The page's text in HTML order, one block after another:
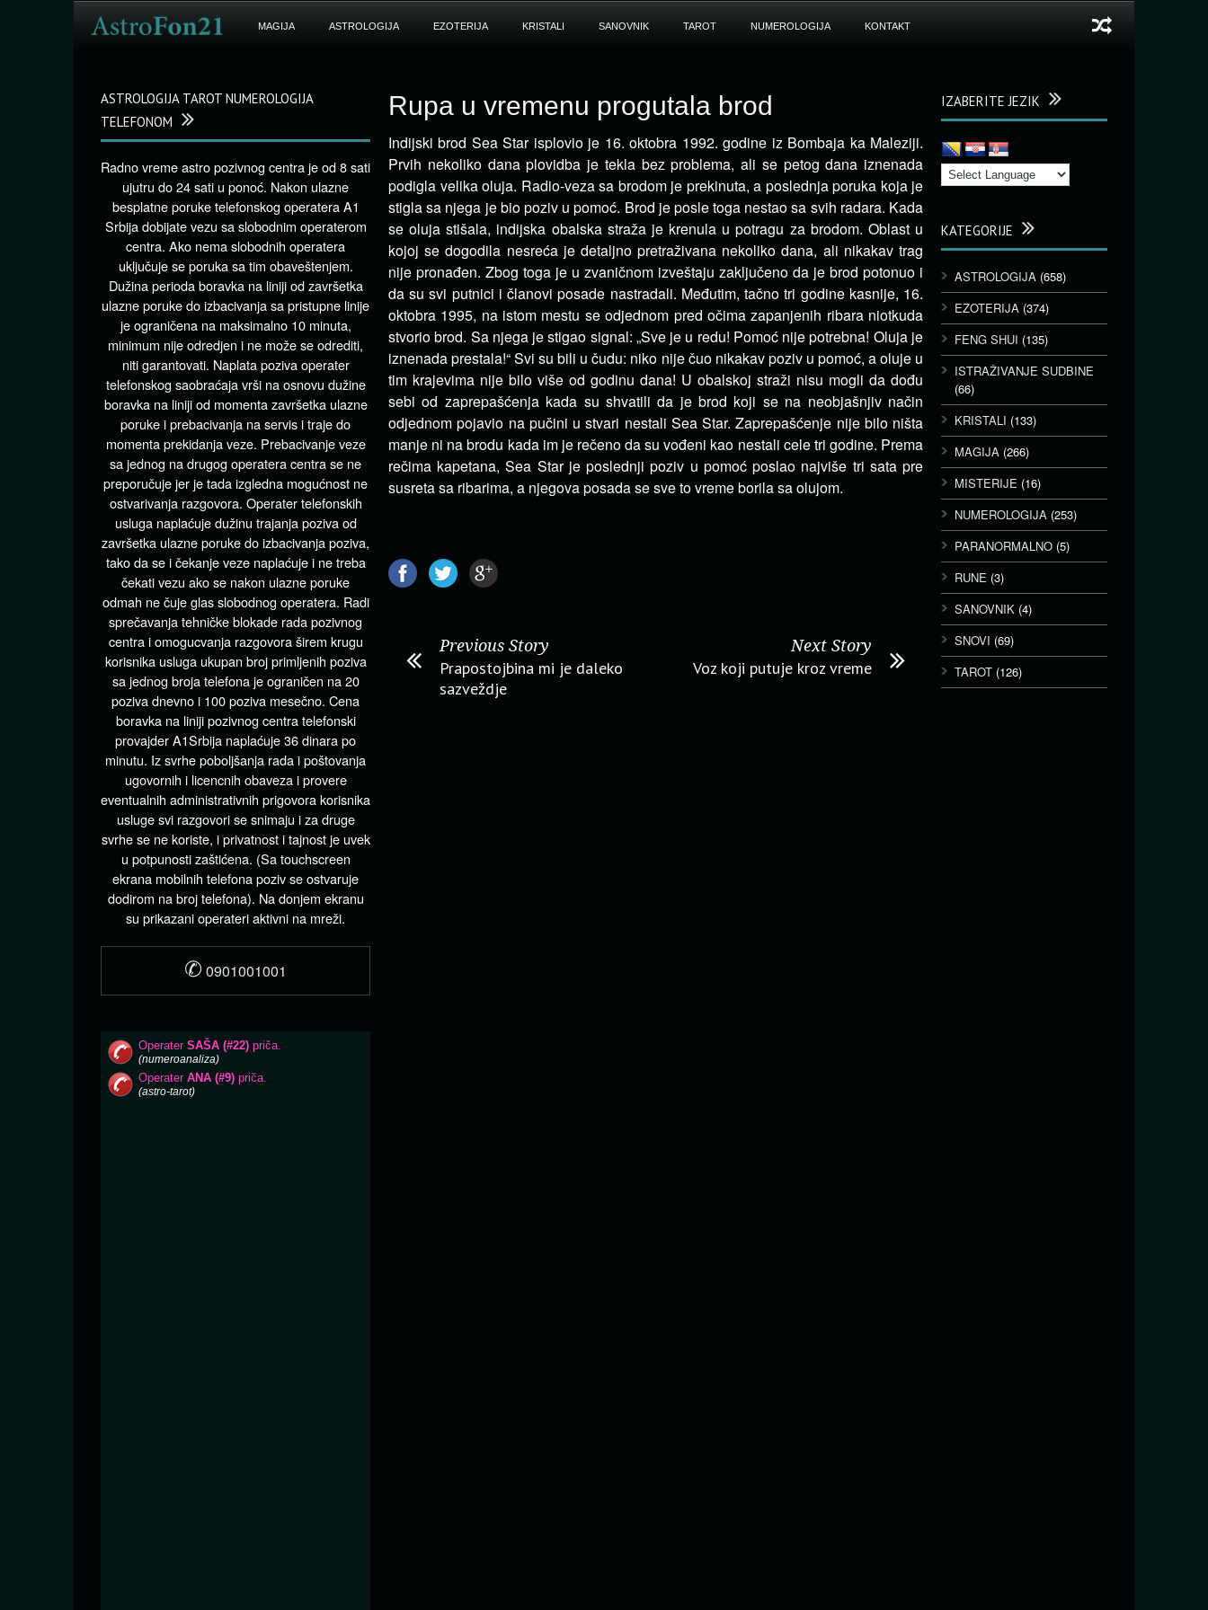
MAGIJA ASTROLOGIJA EZOTERIJA KRISTALI SANOVNIK TAROT NUMEROLOGIJA KONTAKT
Rupa u vremenu progutala brod
Indijski brod Sea Star isplovio je 16. oktobra 1992. godine iz Bombaja ka Maleziji.
Prvih nekoliko dana plovidba je tekla bez problema, ali se petog dana iznenada
podigla velika oluja. Radio-veza sa brodom je prekinuta, a poslednja poruka koja je
stigla sa njega je bio poziv u pomoć. Brod je posle toga nestao sa svih radara. Kada
se oluja stišala, indijska obalska straža je krenula u potragu za brodom. Oblast u
kojoj se dogodila nesreća je detaljno pretraživana nekoliko dana, ali nikakav trag
nije pronađen. Zbog toga je u zvaničnom izveštaju zaključeno da je brod potonuo i
da su svi putnici i članovi posade nastradali. Međutim, tačno tri godine kasnije, 16.
oktobra 1995, na istom mestu se odjednom pred očima zapanjenih ribara niotkuda
stvorio brod. Sa njega je stigao signal: „Sve je u redu! Pomoć nije potrebna! Oluja je
iznenada prestala!“ Svi su bili u čudu: niko nije čuo nikakav poziv u pomoć, a oluje u
tim krajevima nije bilo više od godinu dana! U obalskoj straži nisu mogli da dođu
sebi od zaprepašćenja kada su shvatili da je brod koji se na neobjašnjiv način
odjednom pojavio na pučini u stvari nestali Sea Star. Zaprepašćenje nije bilo ništa
manje ni na brodu kada im je rečeno da su vođeni kao nestali cele tri godine. Prema
rečima kapetana, Sea Star je poslednji poziv u pomoć poslao najviše tri sata pre
susreta sa ribarima, a njegova posada se sve to vreme borila sa olujom.
Previous Story
Prapostojbina mi je daleko
sazveždje
Next Story
Voz koji putuje kroz vreme
IZABERITE JEZIK
KATEGORIJE
ASTROLOGIJA (658)
EZOTERIJA (374)
FENG SHUI (135)
ISTRAŽIVANJE SUDBINE
(66)
KRISTALI (133)
MAGIJA (266)
MISTERIJE (16)
NUMEROLOGIJA (253)
PARANORMALNO (5)
RUNE (3)
SANOVNIK (4)
SNOVI (69)
TAROT (126)
ASTROLOGIJA TAROT NUMEROLOGIJA
TELEFONOM
Radno vreme astro pozivnog centra je od 8 sati
ujutru do 24 sati u ponoć. Nakon ulazne
besplatne poruke telefonskog operatera A1
Srbija dobijate vezu sa slobodnim operaterom
centra. Ako nema slobodnih operatera
uključuje se poruka sa tim obaveštenjem.
Dužina perioda boravka na liniji od završetka
ulazne poruke do izbacivanja sa pristupne linije
je ograničena na maksimalno 10 minuta,
minimum nije odredjen i ne može se odrediti,
niti garantovati. Naplata poziva operater
telefonskog saobraćaja vrši na osnovu dužine
boravka na liniji od momenta završetka ulazne
poruke i prebacivanja na servis i traje do
momenta prekidanja veze. Prebacivanje veze
sa jednog na drugog operatera centra se ne
preporučuje jer je tada izgledna mogućnost ne
ostvarivanja razgovora. Operater telefonskih
usluga naplaćuje dužinu trajanja poziva od
završetka ulazne poruke do izbacivanja poziva,
tako da se i čekanje veze naplaćuje i ne treba
čekati vezu ako se nakon ulazne poruke
odmah ne čuje glas slobodnog operatera. Radi
sprečavanja tehničke blokade rada pozivnog
centra i omogucvanja razgovora širem krugu
korisnika usluga ukupan broj primljenih poziva
sa jednog broja telefona je ograničen na 20
poziva dnevno i 100 poziva mesečno. Cena
boravka na liniji pozivnog centra telefonski
provajder A1Srbija naplaćuje 36 dinara po
minutu. Iz svrhe poboljšanja rada i poštovanja
ugovornih i licencnih obaveza i provere
eventualnih administrativnih prigovora korisnika
usluge svi razgovori se snimaju i za druge
svrhe se ne koriste, i privatnost i tajnost je uvek
u potpunosti zaštićena. (Sa touchscreen
ekrana mobilnih telefona poziv se ostvaruje
dodirom na broj telefona). Na donjem ekranu
su prikazani operateri aktivni na mreži.
✆ 0901001001